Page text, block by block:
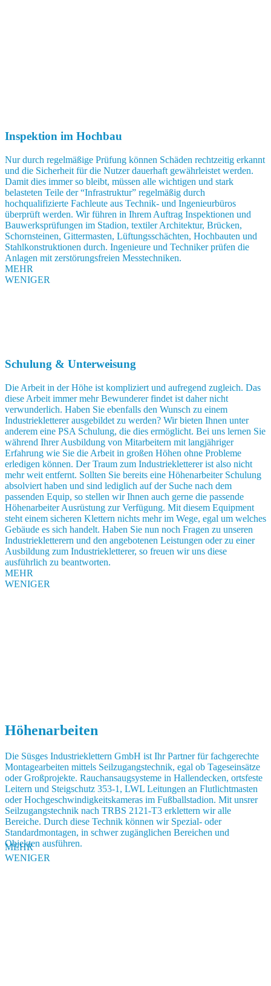
Inspektion im Hochbau
Nur durch regelmäßige Prüfung können Schäden rechtzeitig erkannt
und die Sicherheit für die Nutzer dauerhaft gewährleistet werden.
Damit dies immer so bleibt, müssen alle wichtigen und stark
belasteten Teile der “Infrastruktur” regelmäßig durch
hochqualifizierte Fachleute aus Technik- und Ingenieurbüros
überprüft werden. Wir führen in Ihrem Auftrag Inspektionen und
Bauwerksprüfungen im Stadion, textiler Architektur, Brücken,
Schornsteinen, Gittermasten, Lüftungsschächten, Hochbauten und
Stahlkonstruktionen durch. Ingenieure und Techniker prüfen die
Anlagen mit zerstörungsfreien Messtechniken.
MEHR
WENIGER
Schulung & Unterweisung
Die Arbeit in der Höhe ist kompliziert und aufregend zugleich. Das
diese Arbeit immer mehr Bewunderer findet ist daher nicht
verwunderlich. Haben Sie ebenfalls den Wunsch zu einem
Industriekletterer ausgebildet zu werden? Wir bieten Ihnen unter
anderem eine PSA Schulung, die dies ermöglicht. Bei uns lernen Sie
während Ihrer Ausbildung von Mitarbeitern mit langjähriger
Erfahrung wie Sie die Arbeit in großen Höhen ohne Probleme
erledigen können. Der Traum zum Industriekletterer ist also nicht
mehr weit entfernt. Sollten Sie bereits eine Höhenarbeiter Schulung
absolviert haben und sind lediglich auf der Suche nach dem
passenden Equip, so stellen wir Ihnen auch gerne die passende
Höhenarbeiter Ausrüstung zur Verfügung. Mit diesem Equipment
steht einem sicheren Klettern nichts mehr im Wege, egal um welches
Gebäude es sich handelt. Haben Sie nun noch Fragen zu unseren
Industriekletterern und den angebotenen Leistungen oder zu einer
Ausbildung zum Industriekletterer, so freuen wir uns diese
ausführlich zu beantworten.
MEHR
WENIGER
Höhenarbeiten
Die Süsges Industrieklettern GmbH ist Ihr Partner für fachgerechte
Montagearbeiten mittels Seilzugangstechnik, egal ob Tageseinsätze
oder Großprojekte. Rauchansaugsysteme in Hallendecken, ortsfeste
Leitern und Steigschutz 353-1, LWL Leitungen an Flutlichtmasten
oder Hochgeschwindigkeitskameras im Fußballstadion. Mit unsrer
Seilzugangstechnik nach TRBS 2121-T3 erklettern wir alle
Bereiche. Durch diese Technik können wir Spezial- oder
Standardmontagen, in schwer zugänglichen Bereichen und
Objekten ausführen.
MEHR
WENIGER